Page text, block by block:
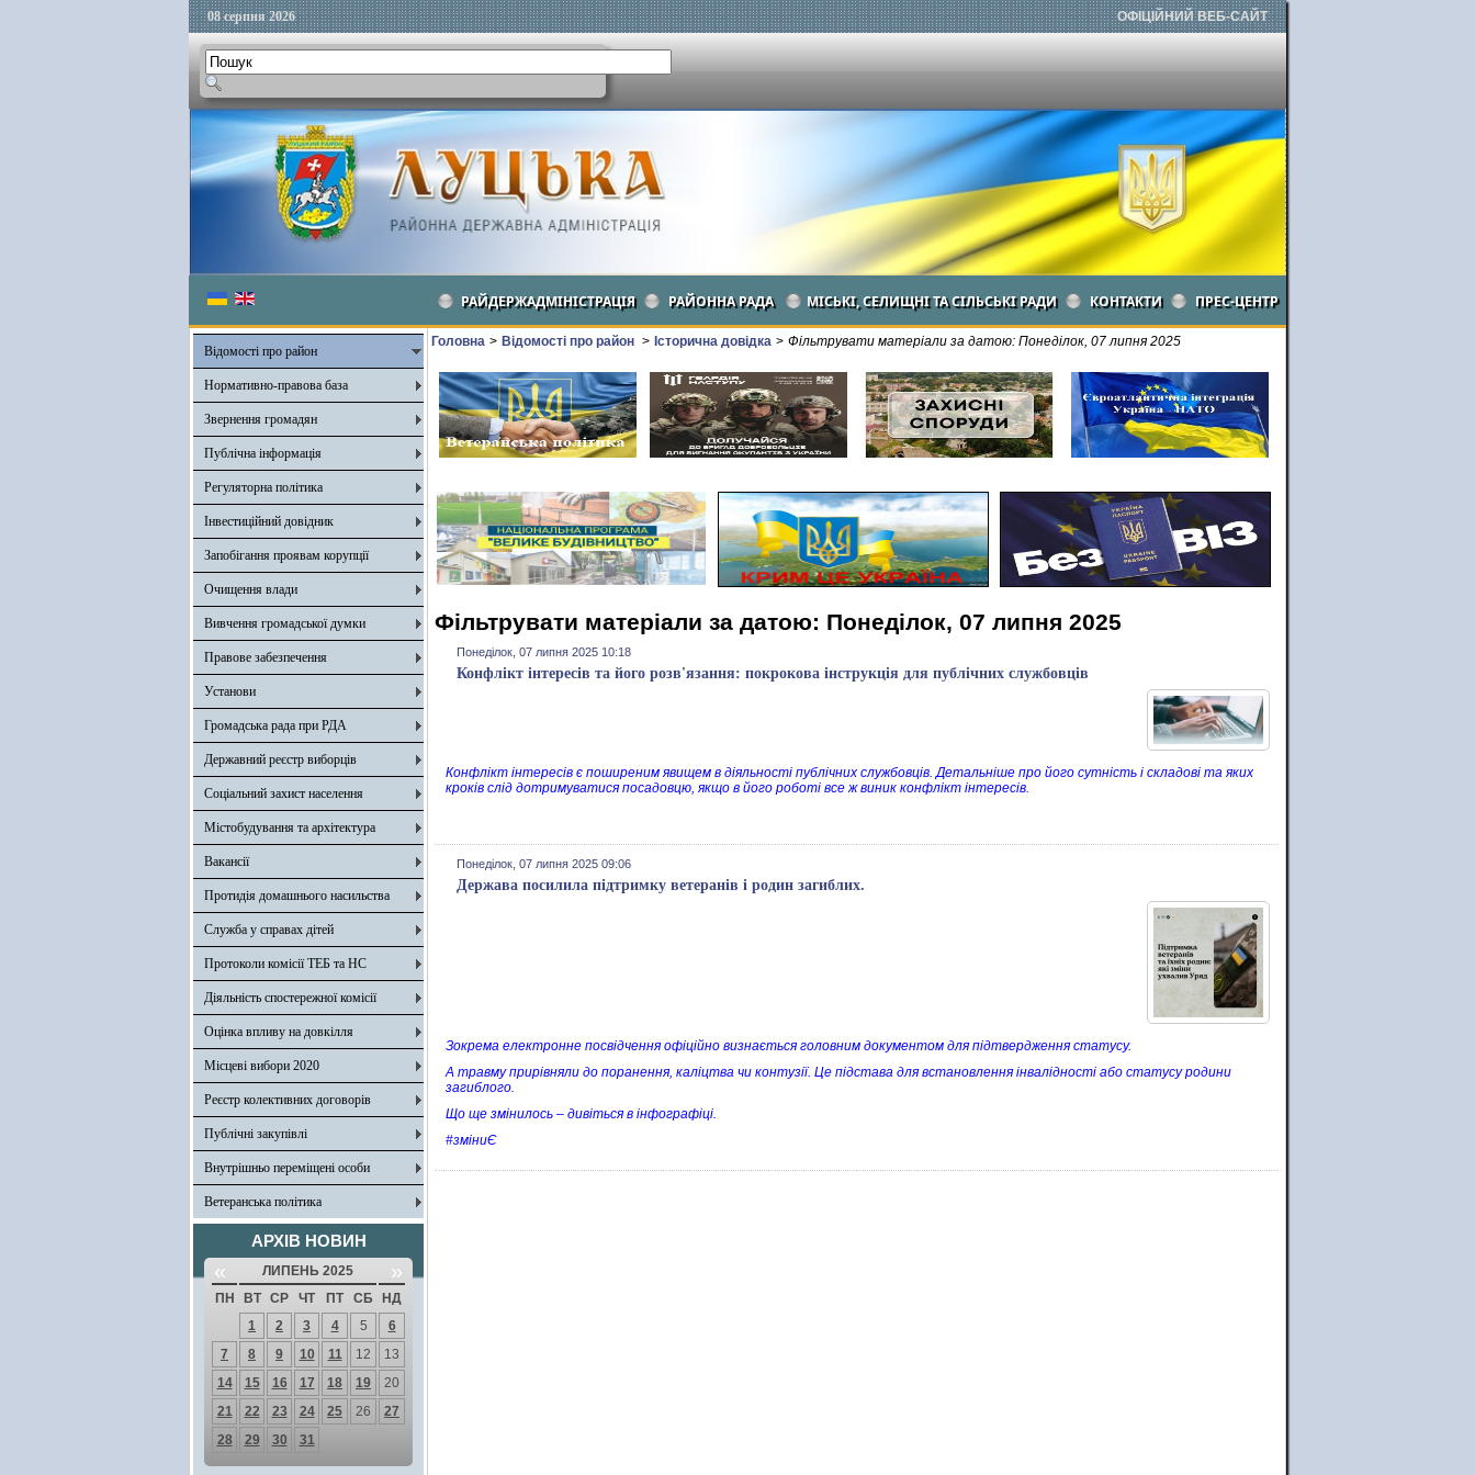
08 серпня 2026 ОФІЦІЙНИЙ ВЕБ-САЙТ
РАЙДЕРЖАДМІНІСТРАЦІЯ РАЙОННА РАДА МІСЬКІ, СЕЛИЩНІ ТА СІЛЬСЬКІ РАДИ КОНТАКТИ ПРЕС-ЦЕНТР
Відомості про район
Нормативно-правова база
Звернення громадян
Публічна інформація
Регуляторна політика
Інвестиційний довідник
Запобігання проявам корупції
Очищення влади
Вивчення громадської думки
Правове забезпечення
Установи
Громадська рада при РДА
Державний реєстр виборців
Соціальний захист населення
Містобудування та архітектура
Вакансії
Протидія домашнього насильства
Служба у справах дітей
Протоколи комісії ТЕБ та НС
Діяльність спостережної комісії
Оцінка впливу на довкілля
Місцеві вибори 2020
Реєстр колективних договорів
Публічні закупівлі
Внутрішньо переміщені особи
Ветеранська політика
АРХІВ НОВИН
« ЛИПЕНЬ 2025 »
ПН ВТ СР ЧТ ПТ СБ
НД
1
2 3 4 5
6
7
8 9 10 11 12
13
14
15 16 17 18 19
20
21
22 23 24 25 26
27
28
29 30 31
Головна > Відомості про район > Історична довідка > Фільтрувати матеріали за датою: Понеділок, 07 липня 2025
Фільтрувати матеріали за датою: Понеділок, 07 липня 2025
Понеділок, 07 липня 2025 10:18
Конфлікт інтересів та його розв'язання: покрокова інструкція для публічних службовців
Конфлікт інтересів є поширеним явищем в діяльності публічних службовців. Детальніше про його сутність і складові та яких
кроків слід дотримуватися посадовцю, якщо в його роботі все ж виник конфлікт інтересів.
Понеділок, 07 липня 2025 09:06
Держава посилила підтримку ветеранів і родин загиблих.
Зокрема електронне посвідчення офіційно визнається головним документом для підтвердження статусу.
А травму прирівняли до поранення, каліцтва чи контузії. Це підстава для встановлення інвалідності або статусу родини
загиблого.
Що ще змінилось – дивіться в інфографіці.
#зміниЄ